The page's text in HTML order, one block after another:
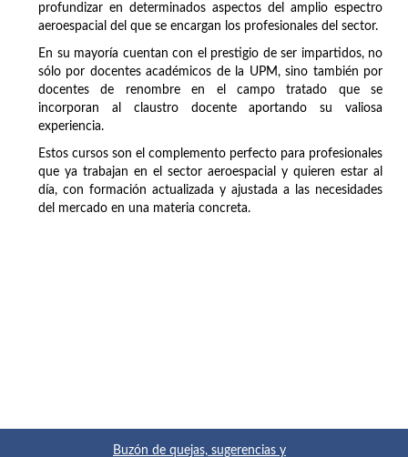
profundizar en determinados aspectos del amplio espectro
aeroespacial del que se encargan los profesionales del sector.
En su mayoría cuentan con el prestigio de ser impartidos, no
sólo por docentes académicos de la UPM, sino también por
docentes de renombre en el campo tratado que se
incorporan al claustro docente aportando su valiosa
experiencia.
Estos cursos son el complemento perfecto para profesionales
que ya trabajan en el sector aeroespacial y quieren estar al
día, con formación actualizada y ajustada a las necesidades
del mercado en una materia concreta.
Buzón de quejas, sugerencias y